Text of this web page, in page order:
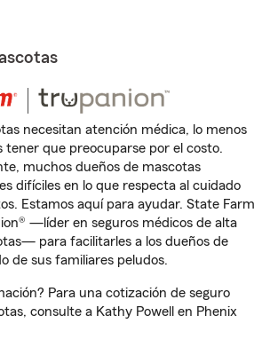
necesitan atención médica, lo menos
tener que preocuparse por el costo.
muchos dueños de mascotas
difíciles en lo que respecta al cuidado
Estamos aquí para ayudar. State Farm
—líder en seguros médicos de alta
para facilitarles a los dueños de
de sus familiares peludos.
Para una cotización de seguro
consulte a Kathy Powell en Phenix